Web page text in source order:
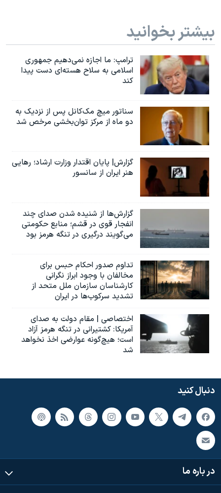
بیشتر بخوانید
ترامپ: ما اجازه نمی‌دهیم جمهوری
اسلامی به سلاح هسته‌ای دست پیدا
کند
سناتور میچ مک‌کانل پس از نزدیک به
دو ماه از مرکز توان‌بخشی مرخص شد
گزارش| پایان اقتدار وزارت ارشاد؛ رهایی
هنر ایران از سانسور
گزارش‌ها از شنیده شدن صدای چند
انفجار قوی در قشم؛ منابع حکومتی
می‌گویند درگیری در تنگه هرمز بود
تداوم صدور احکام حبس برای
مخالفان با وجود ابراز نگرانی
کارشناسان سازمان ملل متحد از
تشدید سرکوب‌ها در ایران
اختصاصی | مقام دولت به صدای
آمریکا: کشتیرانی در تنگه هرمز آزاد
است؛ هیچ‌گونه عوارضی اخذ نخواهد
شد
دنبال کنید
در باره ما